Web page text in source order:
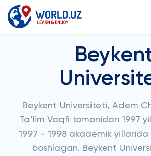
Beykent Universiteti, Adem
Ta’lim Vaqfi tomonidan 1997
1997 – 1998 akademik yillarida
boshlagan. Beykent